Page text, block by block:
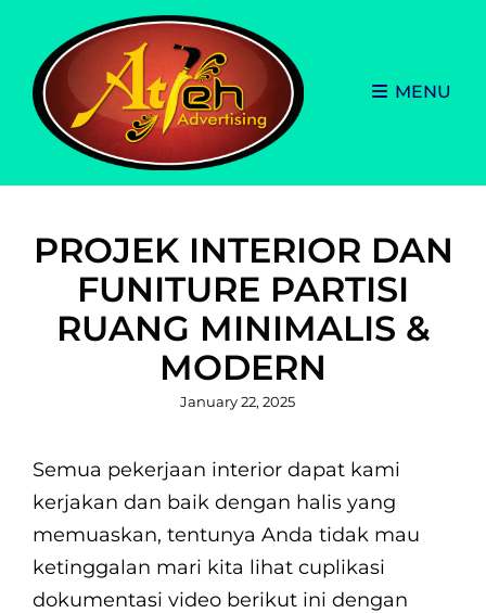
MENU
PROJEK INTERIOR DAN
FUNITURE PARTISI
RUANG MINIMALIS &
MODERN
Posted
January 22, 2025
Semua pekerjaan interior dapat kami
kerjakan dan baik dengan halis yang
memuaskan, tentunya Anda tidak mau
ketinggalan mari kita lihat cuplikasi
dokumentasi video berikut ini dengan